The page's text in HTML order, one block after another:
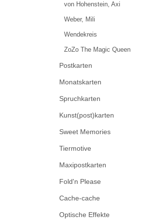
von Hohenstein, Axi
Weber, Mili
Wendekreis
ZoZo The Magic Queen
Postkarten
Monatskarten
Spruchkarten
Kunst(post)karten
Sweet Memories
Tiermotive
Maxipostkarten
Fold'n Please
Cache-cache
Optische Effekte